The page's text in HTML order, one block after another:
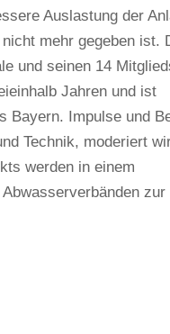
Auslastung der
mehr gegeben ist.
und seinen 14
Jahren und ist
Bayern. Impulse und
Technik, moderiert
werden in einem
zur